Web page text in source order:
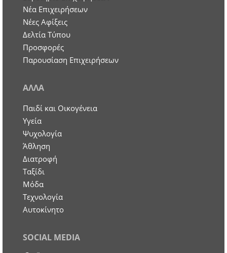
Nέα Επιχειρήσεων
Νέες Αφίξεις
Δελτία Τύπου
Προσφορές
Παρουσίαση Επιχειρήσεων
ΑΛΛΑ
Παιδί και Οικογένεια
Υγεία
Ψυχολογία
Άθληση
Διατροφή
Ταξίδι
Μόδα
Τεχνολογία
Αυτοκίνητο
SOCIAL MEDIA